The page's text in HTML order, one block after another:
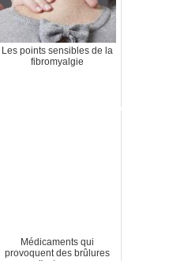
Les points sensibles de la
fibromyalgie
Médicaments qui
provoquent des brûlures